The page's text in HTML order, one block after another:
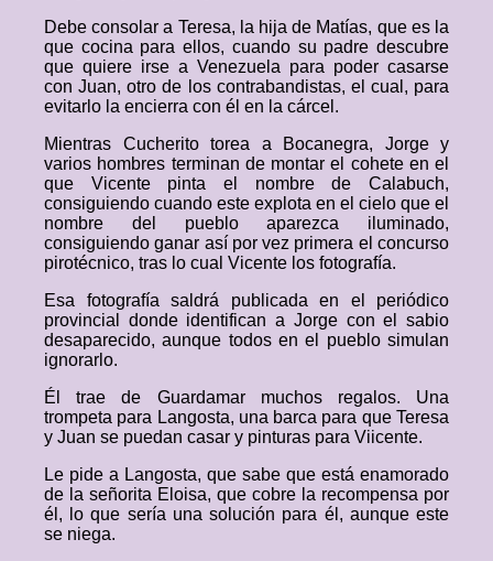
Debe consolar a Teresa, la hija de Matías, que es la
que cocina para ellos, cuando su padre descubre
que quiere irse a Venezuela para poder casarse
con Juan, otro de los contrabandistas, el cual, para
evitarlo la encierra con él en la cárcel.
Mientras Cucherito torea a Bocanegra, Jorge y
varios hombres terminan de montar el cohete en el
que Vicente pinta el nombre de Calabuch,
consiguiendo cuando este explota en el cielo que el
nombre del pueblo aparezca iluminado,
consiguiendo ganar así por vez primera el concurso
pirotécnico, tras lo cual Vicente los fotografía.
Esa fotografía saldrá publicada en el periódico
provincial donde identifican a Jorge con el sabio
desaparecido, aunque todos en el pueblo simulan
ignorarlo.
Él trae de Guardamar muchos regalos. Una
trompeta para Langosta, una barca para que Teresa
y Juan se puedan casar y pinturas para Viicente.
Le pide a Langosta, que sabe que está enamorado
de la señorita Eloisa, que cobre la recompensa por
él, lo que sería una solución para él, aunque este
se niega.